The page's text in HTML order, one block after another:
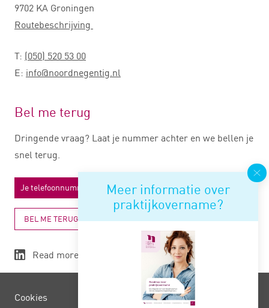
Meer informatie over
praktijkovername?
9702 KA Groningen
Routebeschrijving
T: (050) 520 53 00
E: info@noordnegentig.nl
Bel me terug
Dringende vraag? Laat je nummer achter en we bellen je
snel terug.
BEL ME TERUG
Read more
Cookies